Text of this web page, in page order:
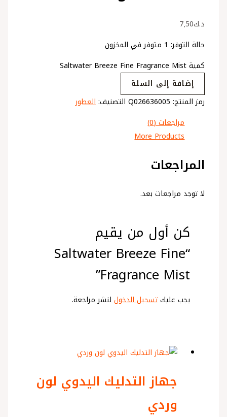
د.ك7٫50
حالة التوفر: 1 متوفر في المخزون
كمية Saltwater Breeze Fine Fragrance Mist
إضافة إلى السلة
رمز المنتج: Q026636005 التصنيف:العطور
مراجعات (0)
More Products
المراجعات
لا توجد مراجعات بعد.
كن أول من يقيم
“Saltwater Breeze Fine
Fragrance Mist”
يجب عليكتسجيل الدخول لنشر مراجعة.
جهاز التدليك اليدوي لون
وردي